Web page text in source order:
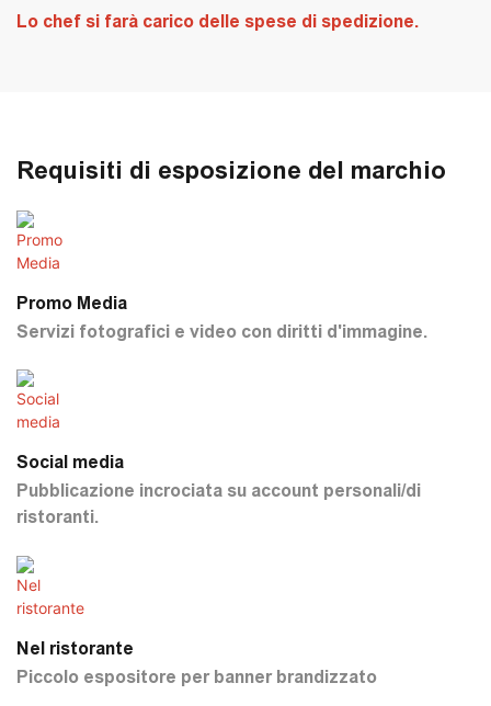
Lo chef si farà carico delle spese di spedizione.
Requisiti di esposizione del marchio
Promo Media
Servizi fotografici e video con diritti d'immagine.
Social media
Pubblicazione incrociata su account personali/di
ristoranti.
Nel ristorante
Piccolo espositore per banner brandizzato